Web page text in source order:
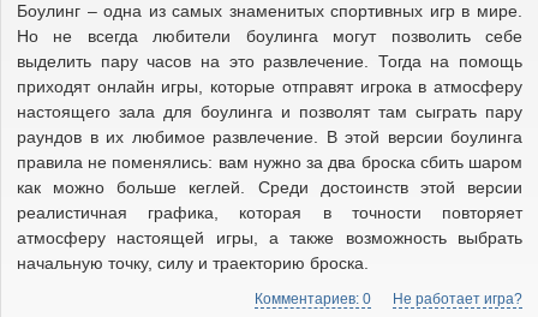
Боулинг – одна из самых знаменитых спортивных игр в мире.
Но не всегда любители боулинга могут позволить себе
выделить пару часов на это развлечение. Тогда на помощь
приходят онлайн игры, которые отправят игрока в атмосферу
настоящего зала для боулинга и позволят там сыграть пару
раундов в их любимое развлечение. В этой версии боулинга
правила не поменялись: вам нужно за два броска сбить шаром
как можно больше кеглей. Среди достоинств этой версии
реалистичная графика, которая в точности повторяет
атмосферу настоящей игры, а также возможность выбрать
начальную точку, силу и траекторию броска.
Комментариев: 0 Не работает игра?